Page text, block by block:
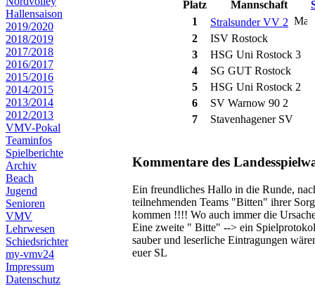
Hallensaison
2019/2020
2018/2019
2017/2018
2016/2017
2015/2016
2014/2015
2013/2014
2012/2013
VMV-Pokal
Teaminfos
Spielberichte
Archiv
Beach
Jugend
Senioren
VMV
Lehrwesen
Schiedsrichter
my-vmv24
Impressum
Datenschutz
Platz Mannschaft
1
Stralsunder VV 2
2
ISV Rostock
3
HSG Uni Rostock 3
4
SG GUT Rostock
5
HSG Uni Rostock 2
6
SV Warnow 90 2
7
Stavenhagener SV
Kommentare des
Ein freundliches Hallo in die Runde,
teilnehmenden Teams "Bitten" ihrer
kommen !!!! Wo auch immer die
Eine zweite " Bitte" --> ein
sauber und leserliche Eintragungen
euer SL